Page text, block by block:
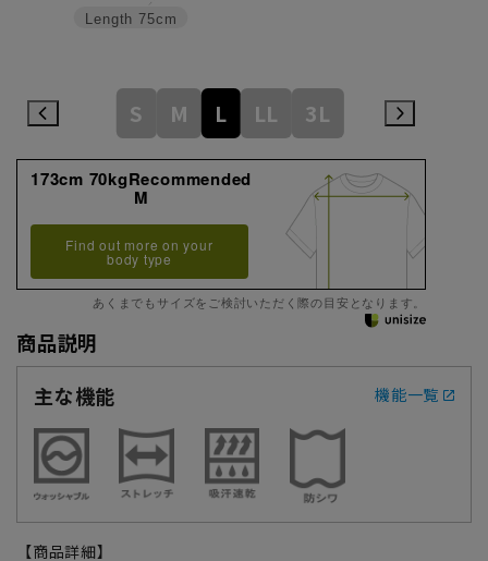
Length 75cm
S M L LL 3L
173cm 70kgRecommended
M
Find out more on your
body type
あくまでもサイズをご検討いただく際の目安となります。
商品説明
主な機能
機能一覧
【商品詳細】